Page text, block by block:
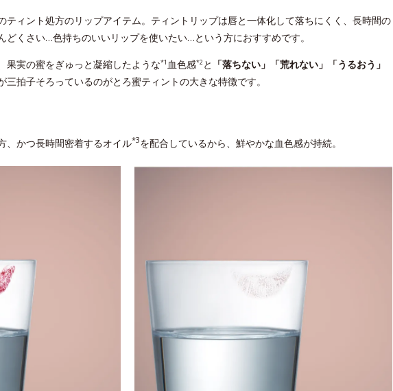
ティント処方のリップアイテム。ティントリップは唇と一体化して落ちにくく、長時間の
どくさい…色持ちのいいリップを使いたい…という方におすすめです。
果実の蜜をぎゅっと凝縮したような*1 血色感*2 と 「落ちない」「荒れない」「うるおう」
三拍子そろっているのがとろ蜜ティントの大きな特徴です。
、かつ長時間密着するオイル*3を配合しているから、鮮やかな血色感が持続。